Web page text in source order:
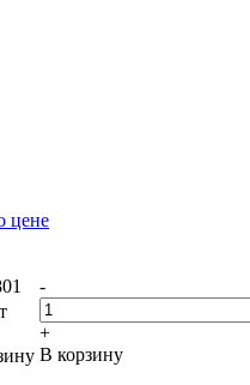
цене
-
+
В корзину